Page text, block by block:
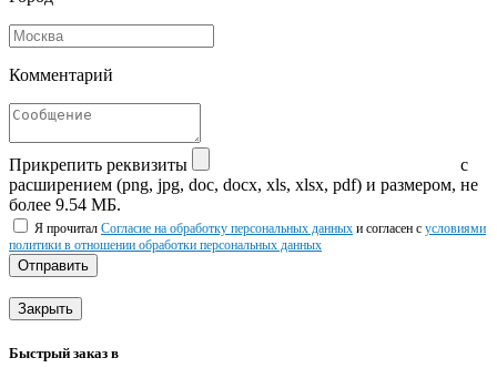
Комментарий
Прикрепить реквизиты
с
расширением (png, jpg, doc, docx, xls, xlsx, pdf) и размером, не
более 9.54 МБ.
Я прочитал Согласие на обработку персональных данных и согласен с условиями
политики в отношении обработки персональных данных
Отправить
Закрыть
Быстрый заказ в